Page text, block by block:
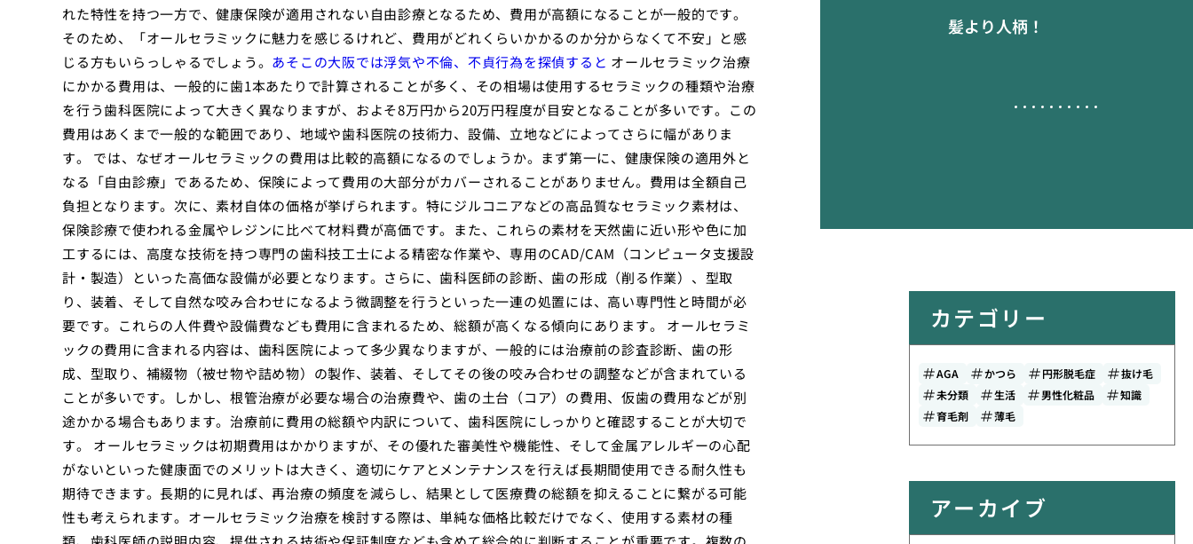
髪より人柄！
れた特性を持つ一方で、健康保険が適用されない自由診療となるため、費用が高額になることが一般的です。
そのため、「オールセラミックに魅力を感じるけれど、費用がどれくらいかかるのか分からなくて不安」と感
じる方もいらっしゃるでしょう。 あそこの大阪では浮気や不倫、不貞行為を探偵すると オールセラミック治療
にかかる費用は、一般的に歯1本あたりで計算されることが多く、その相場は使用するセラミックの種類や治療
を行う歯科医院によって大きく異なりますが、およそ8万円から20万円程度が目安となることが多いです。この
費用はあくまで一般的な範囲であり、地域や歯科医院の技術力、設備、立地などによってさらに幅がありま
す。 では、なぜオールセラミックの費用は比較的高額になるのでしょうか。まず第一に、健康保険の適用外と
なる「自由診療」であるため、保険によって費用の大部分がカバーされることがありません。費用は全額自己
負担となります。次に、素材自体の価格が挙げられます。特にジルコニアなどの高品質なセラミック素材は、
保険診療で使われる金属やレジンに比べて材料費が高価です。また、これらの素材を天然歯に近い形や色に加
工するには、高度な技術を持つ専門の歯科技工士による精密な作業や、専用のCAD/CAM（コンピュータ支援設
計・製造）といった高価な設備が必要となります。さらに、歯科医師の診断、歯の形成（削る作業）、型取
り、装着、そして自然な咬み合わせになるよう微調整を行うといった一連の処置には、高い専門性と時間が必
要です。これらの人件費や設備費なども費用に含まれるため、総額が高くなる傾向にあります。 オールセラミ
ックの費用に含まれる内容は、歯科医院によって多少異なりますが、一般的には治療前の診査診断、歯の形
成、型取り、補綴物（被せ物や詰め物）の製作、装着、そしてその後の咬み合わせの調整などが含まれている
ことが多いです。しかし、根管治療が必要な場合の治療費や、歯の土台（コア）の費用、仮歯の費用などが別
途かかる場合もあります。治療前に費用の総額や内訳について、歯科医院にしっかりと確認することが大切で
す。 オールセラミックは初期費用はかかりますが、その優れた審美性や機能性、そして金属アレルギーの心配
がないといった健康面でのメリットは大きく、適切にケアとメンテナンスを行えば長期間使用できる耐久性も
期待できます。長期的に見れば、再治療の頻度を減らし、結果として医療費の総額を抑えることに繋がる可能
性も考えられます。オールセラミック治療を検討する際は、単純な価格比較だけでなく、使用する素材の種
カテゴリー
AGA かつら 円形脱毛症
抜け毛
未分類
生活 男性化粧品
知識
育毛剤
薄毛
アーカイブ